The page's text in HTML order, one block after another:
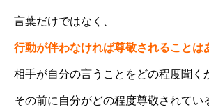
言葉だけではなく、
行動が伴わなければ尊敬されることは
相手が自分の言うことをどの程度聞く
その前に自分がどの程度尊敬されてい